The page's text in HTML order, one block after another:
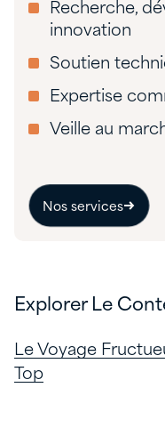
Recherche,
innovation
Soutien
Expertise
Veille au
Nos services
Explorer Le
Le Voyage
Top